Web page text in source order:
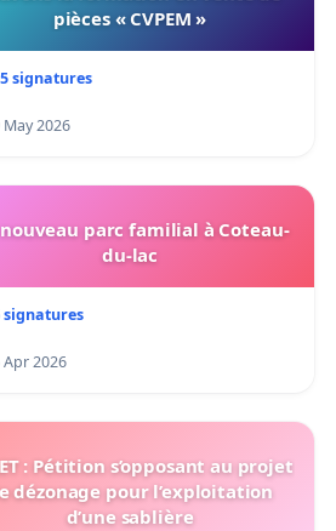
pièces « CVPEM »
signatures
May 2026
parc familial à Coteau-
du-lac
signatures
Apr 2026
: Pétition s’opposant au projet
dézonage pour l’exploitation
d’une sablière